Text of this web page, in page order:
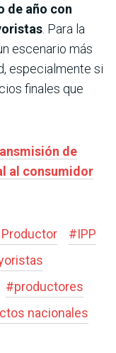
de año con
. Para la
escenario más
especialmente si
finales que
de
al consumidor
#IPP
#productores
nacionales